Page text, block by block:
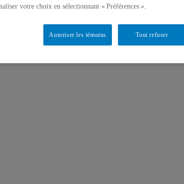
votre choix en sélectionnant « Préférences ».
Tout refuser
Autoriser les témoins